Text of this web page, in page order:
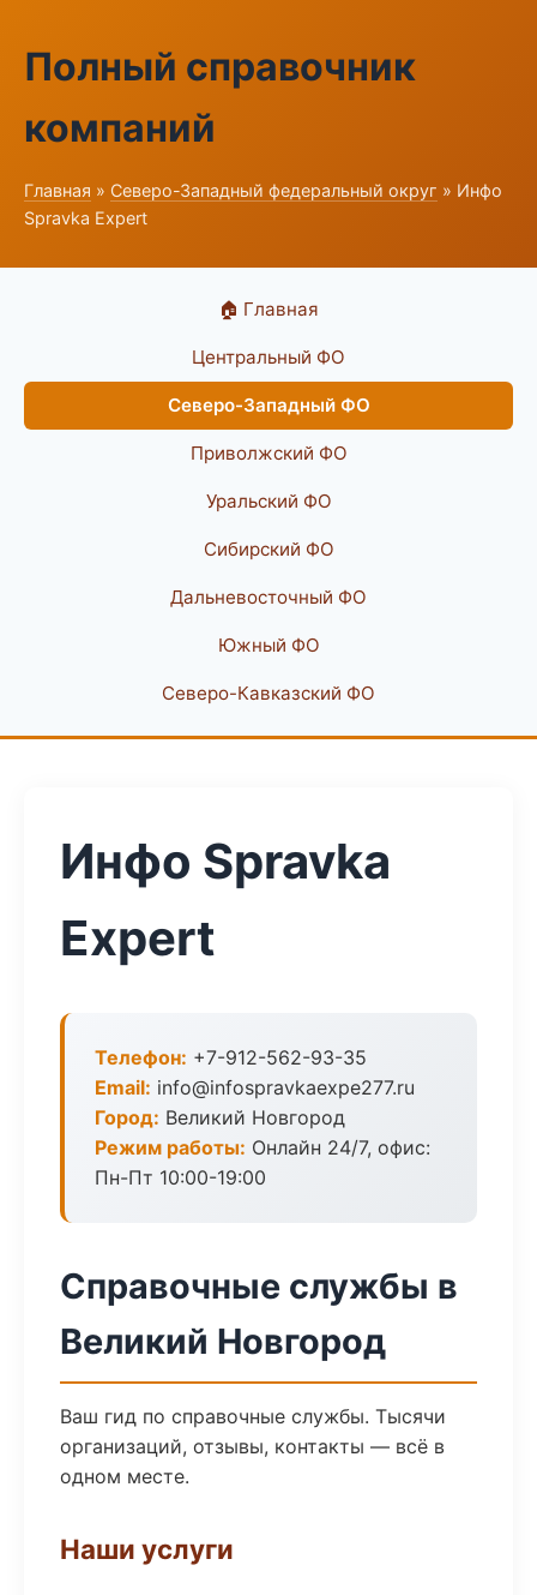
Полный справочник
компаний
Главная » Северо-Западный федеральный округ » Инфо
Spravka Expert
🏠 Главная
Центральный ФО
Северо-Западный ФО
Приволжский ФО
Уральский ФО
Сибирский ФО
Дальневосточный ФО
Южный ФО
Северо-Кавказский ФО
Инфо Spravka
Expert
Телефон: +7-912-562-93-35
Email: info@infospravkaexpe277.ru
Город: Великий Новгород
Режим работы: Онлайн 24/7, офис:
Пн-Пт 10:00-19:00
Справочные службы в
Великий Новгород
Ваш гид по справочные службы. Тысячи
организаций, отзывы, контакты — всё в
одном месте.
Наши услуги